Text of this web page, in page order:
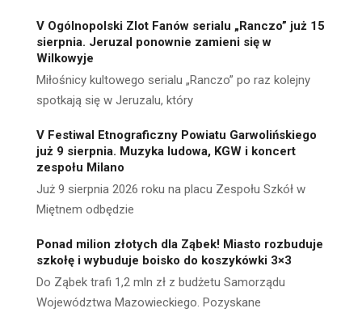
V Ogólnopolski Zlot Fanów serialu „Ranczo” już 15
sierpnia. Jeruzal ponownie zamieni się w
Wilkowyje
Miłośnicy kultowego serialu „Ranczo” po raz kolejny
spotkają się w Jeruzalu, który
V Festiwal Etnograficzny Powiatu Garwolińskiego
już 9 sierpnia. Muzyka ludowa, KGW i koncert
zespołu Milano
Już 9 sierpnia 2026 roku na placu Zespołu Szkół w
Miętnem odbędzie
Ponad milion złotych dla Ząbek! Miasto rozbuduje
szkołę i wybuduje boisko do koszykówki 3×3
Do Ząbek trafi 1,2 mln zł z budżetu Samorządu
Województwa Mazowieckiego. Pozyskane